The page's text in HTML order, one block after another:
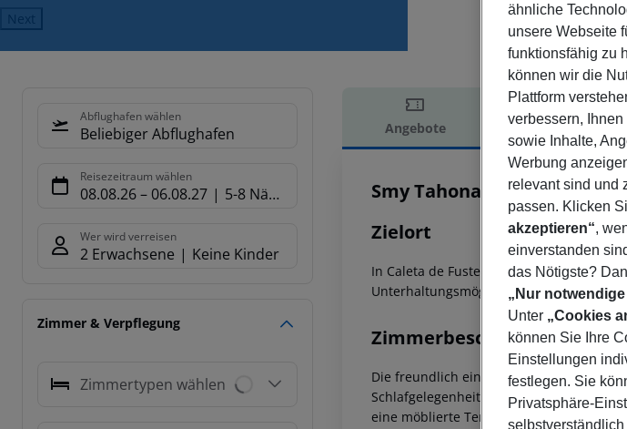
Next
Abflughafen wählen
Beliebiger Abflughafen
Reisezeitraum wählen
08.08.26– 06.08.27 5-8 Nächte
Wer wird verreisen
2 Erwachsene Keine Kinder
Zimmer & Verpflegung
Zimmertypen wählen
Angebote
Smy Tahona Fuerteventura
Zielort
In Caleta de Fuste gelegen, ca. 650
Unterhaltungsmöglichkeiten in der
Zimmerbeschreibung
Die freundlich eingerichteten Suiten
Schlafgelegenheit für die 3. Person,
eine möblierte Terrasse oder Balkon.
ähnliche
unsere Webseite
funktionsfähig zu
können wir die
Plattform
verbessern,
sowie Inhalte,
Werbung
relevant sind und
passen. Klicken
akzeptieren“,
einverstanden
das Nötigste?
„Nur
Unter „Cookies
können Sie Ihre
Einstellungen
festlegen. Sie
Privatsphäre-